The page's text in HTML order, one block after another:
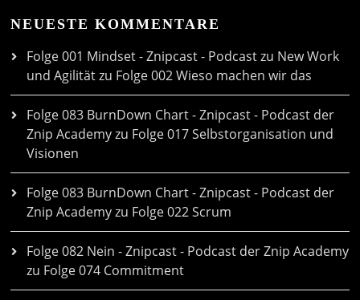
NEUESTE KOMMENTARE
Folge 001 Mindset - Znipcast - Podcast zu New Work
und Agilitätzu Folge 002 Wieso machen wir das
Folge 083 BurnDown Chart - Znipcast - Podcast der
Znip Academyzu Folge 017 Selbstorganisation und
Visionen
Folge 083 BurnDown Chart - Znipcast - Podcast der
Znip Academyzu Folge 022 Scrum
Folge 082 Nein - Znipcast - Podcast der Znip Academy
zu Folge 074 Commitment